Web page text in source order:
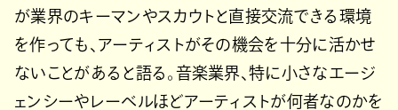
が業界のキーマンやスカウトと直接交流できる環境
を作っても、アーティストがその機会を十分に活かせ
ないことがあると語る。音楽業界、特に小さなエージ
ェンシーやレーベルほどアーティストが何者なのかを